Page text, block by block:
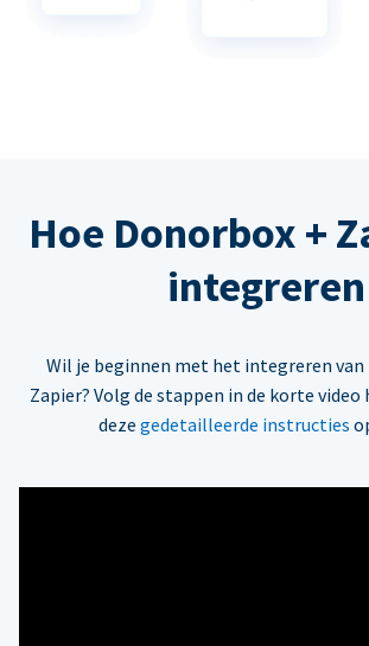
Hoe Donorbox +
integreren
Wil je beginnen met het integreren
Zapier? Volg de stappen in de korte
deze gedetailleerde instructies